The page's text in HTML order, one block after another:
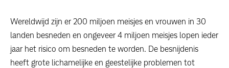
Wereldwijd zijn er 200 miljoen meisjes en vrouwen in 30
landen besneden en ongeveer 4 miljoen meisjes lopen ieder
jaar het risico om besneden te worden. De besnijdenis
heeft grote lichamelijke en geestelijke problemen tot